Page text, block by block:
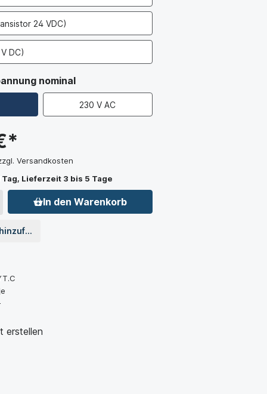
Versandkosten
Lieferzeit 3 bis 5 Tage
24 VDC)
DC)
nominal
230 V AC
In den Warenkorb
erstellen